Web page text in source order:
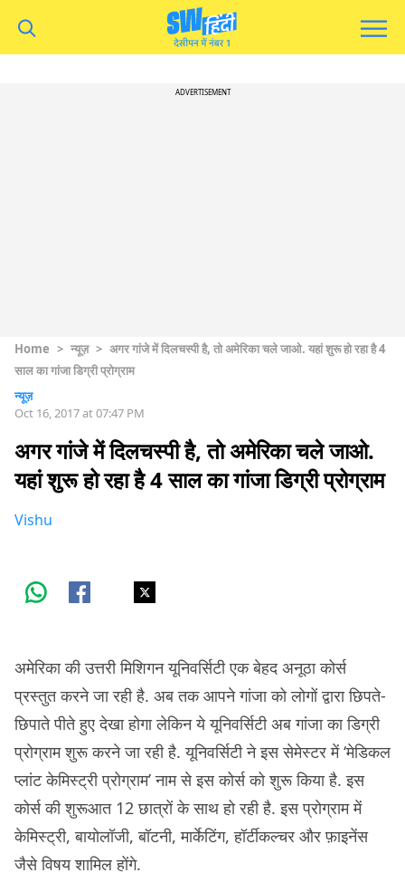
ADVERTISEMENT
Home > न्यूज़ > अगर गांजे में दिलचस्पी है, तो अमेरिका चले जाओ. यहां शुरू हो रहा है 4
साल का गांजा डिग्री प्रोग्राम
न्यूज़
Oct 16, 2017 at 07:47 PM
अगर गांजे में दिलचस्पी है, तो अमेरिका चले जाओ.
यहां शुरू हो रहा है 4 साल का गांजा डिग्री प्रोग्राम
Vishu
अमेरिका की उत्तरी मिशिगन यूनिवर्सिटी एक बेहद अनूठा कोर्स
प्रस्तुत करने जा रही है. अब तक आपने गांजा को लोगों द्वारा छिपते-
छिपाते पीते हुए देखा होगा लेकिन ये यूनिवर्सिटी अब गांजा का डिग्री
प्रोग्राम शुरू करने जा रही है. यूनिवर्सिटी ने इस सेमेस्टर में ‘मेडिकल
प्लांट केमिस्ट्री प्रोग्राम’ नाम से इस कोर्स को शुरू किया है. इस
कोर्स की शुरूआत 12 छात्रों के साथ हो रही है. इस प्रोग्राम में
केमिस्ट्री, बायोलॉजी, बॉटनी, मार्केटिंग, हॉर्टीकल्चर और फ़ाइनेंस
जैसे विषय शामिल होंगे.